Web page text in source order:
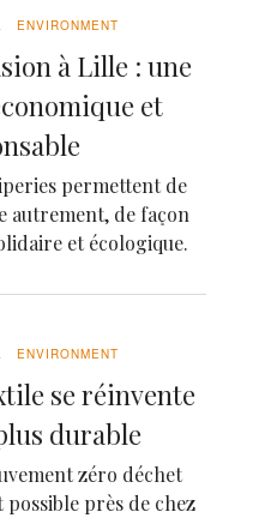
ENVIRONMENT
à Lille : une
et
permettent de
autrement, de façon
et écologique.
ENVIRONMENT
se réinvente
durable
zéro déchet
possible près de chez